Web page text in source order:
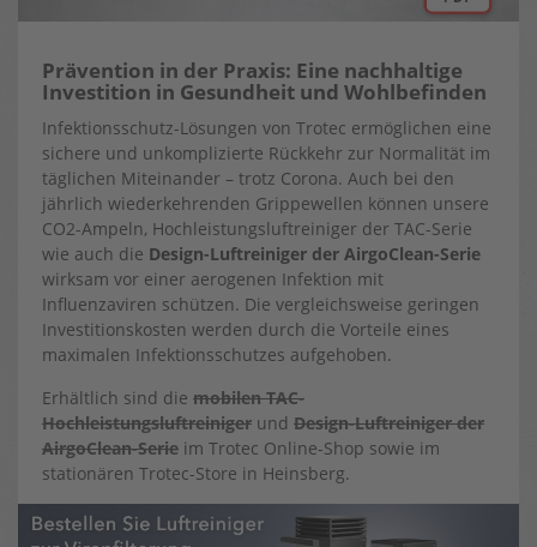
Prävention in der Praxis: Eine nachhaltige
Investition in Gesundheit und Wohlbefinden
Infektionsschutz-Lösungen von Trotec ermöglichen eine
sichere und unkomplizierte Rückkehr zur Normalität im
täglichen Miteinander – trotz Corona. Auch bei den
jährlich wiederkehrenden Grippewellen können unsere
CO2-Ampeln, Hochleistungsluftreiniger der TAC-Serie
wie auch die Design-Luftreiniger der AirgoClean-Serie
wirksam vor einer aerogenen Infektion mit
Influenzaviren schützen. Die vergleichsweise geringen
Investitionskosten werden durch die Vorteile eines
maximalen Infektionsschutzes aufgehoben.
Erhältlich sind die mobilen TAC-
Hochleistungsluftreiniger und Design-Luftreiniger der
AirgoClean-Serie im Trotec Online-Shop sowie im
stationären Trotec-Store in Heinsberg.